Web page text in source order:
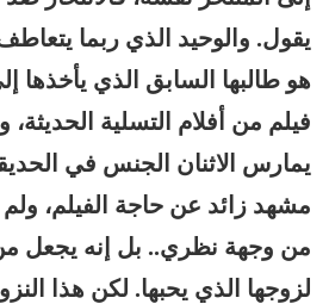
يقول. والوحيد الذي ربما
هو طالبها السابق الذي يأخذها
فيلم من أفلام التسلية الحديثة،
يمارس الاثنان الجنس في
مشهد زائد عن حاجة الفيلم،
من وجهة نظري.. بل إنه يجعل من
لزوجها الذي يحبها. لكن هذا